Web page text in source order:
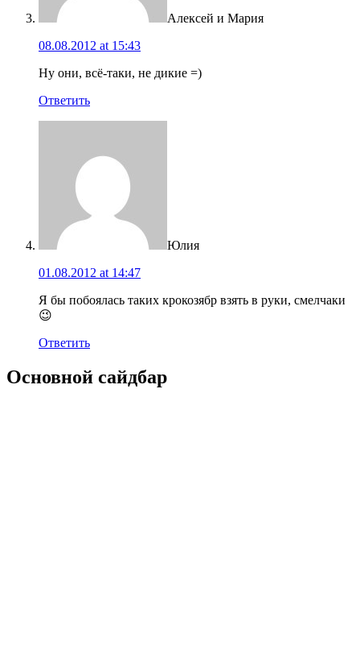
Алексей и Мария
08.08.2012 at 15:43
Ну они, всё-таки, не дикие =)
Ответить
Юлия
01.08.2012 at 14:47
Я бы побоялась таких крокозябр взять в руки, смелчаки
😉
Ответить
Основной сайдбар